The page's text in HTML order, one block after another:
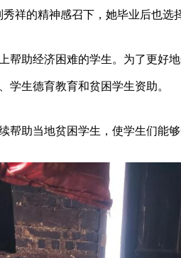
祥的精神感召下，她毕业后也选
帮助经济困难的学生。为了更好
学生德育教育和贫困学生资助。
助当地贫困学生，使学生们能够